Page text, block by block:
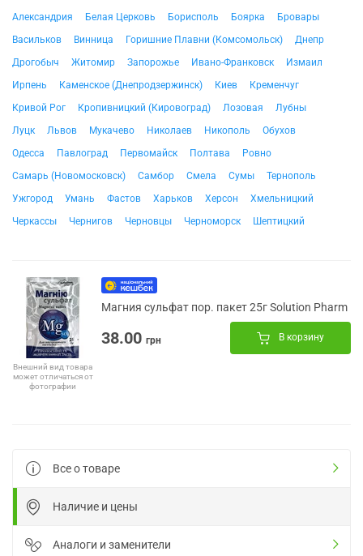
Александрия Белая Церковь Борисполь Боярка
Бровары
Васильков
Винница Горишние Плавни (Комсомольск)
Днепр
Дрогобыч
Житомир Запорожье Ивано-Франковск
Измаил
Ирпень
Каменское (Днепродзержинск) Киев
Кременчуг
Кривой Рог
Кропивницкий (Кировоград) Лозовая
Лубны
Луцк
Львов Мукачево Николаев Никополь
Обухов
Одесса
Павлоград Первомайск Полтава
Ровно
Самарь (Новомосковск)
Самбор Смела Сумы
Тернополь
Ужгород
Умань Фастов Харьков Херсон
Хмельницкий
Черкассы
Чернигов Черновцы Черноморск Шептицкий
Внешний вид товара
может отличаться от
фотографии
Магния сульфат пор. пакет 25г Solution Pharm
38.00 грн В корзину
Все о товаре
Наличие и цены
Аналоги и заменители